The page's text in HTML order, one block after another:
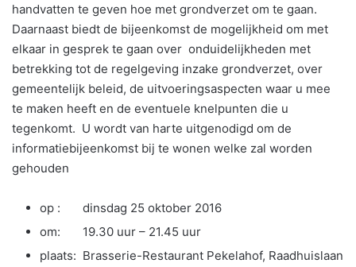
handvatten te geven hoe met grondverzet om te gaan.
Daarnaast biedt de bijeenkomst de mogelijkheid om met
elkaar in gesprek te gaan over onduidelijkheden met
betrekking tot de regelgeving inzake grondverzet, over
gemeentelijk beleid, de uitvoeringsaspecten waar u mee
te maken heeft en de eventuele knelpunten die u
tegenkomt. U wordt van harte uitgenodigd om de
informatiebijeenkomst bij te wonen welke zal worden
gehouden
op : dinsdag 25 oktober 2016
om: 19.30 uur – 21.45 uur
plaats: Brasserie-Restaurant Pekelahof, Raadhuislaan